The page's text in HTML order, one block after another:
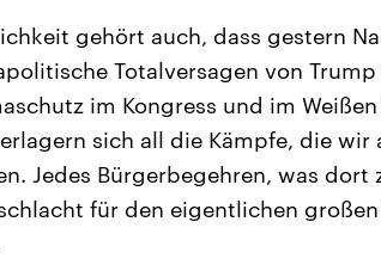
gehört auch, dass gestern
Totalversagen von
im Kongress und im
sich all die Kämpfe, die wir
Jedes Bürgerbegehren, was
für den eigentlichen